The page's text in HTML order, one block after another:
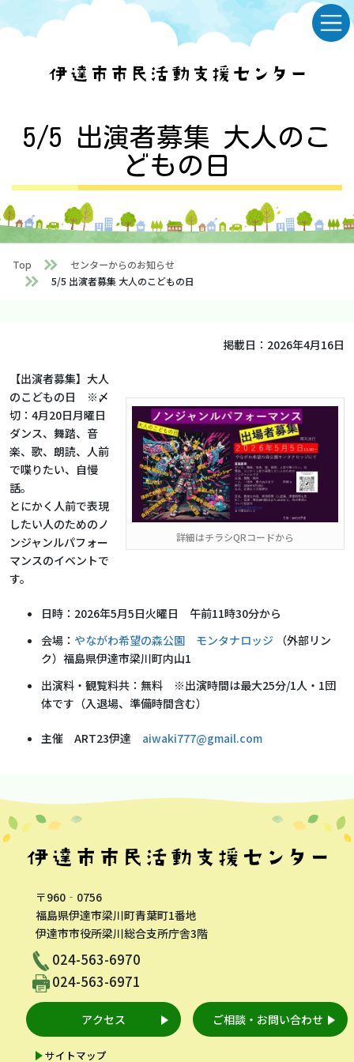
to
to
5/5 出演者募集 大人のこ
どもの日
Top
センターからのお知らせ
5/5 出演者募集 大人のこどもの日
掲載日： 2026年4月16日
詳細はチラシQRコードから
【出演者募集】大人
のこどもの日 ※〆
切：4月20日月曜日
ダンス、舞踏、音
楽、歌、朗読、人前
で喋りたい、自慢
話。
とにかく人前で表現
したい人のためのノ
ンジャンルパフォー
マンスのイベントで
す。
日時：2026年5月5日火曜日 午前11時30分から
会場： やながわ希望の森公園 モンタナロッジ （外部リン
ク）福島県伊達市梁川町内山1
出演料・観覧料共：無料 ※出演時間は最大25分/1人・1団
体です（入退場、準備時間含む）
主催 ART23伊達 aiwaki777@gmail.com
〒960‐0756
福島県伊達市梁川町青葉町1番地
伊達市市役所梁川総合支所庁舎3階
024-563-6970
024-563-6971
アクセス ご相談・お問い合わせ
サイトマップ